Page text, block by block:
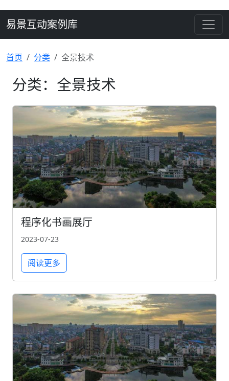
易景互动案例库
首页 分类 全景技术
分类：全景技术
程序化书画展厅
2023-07-23
阅读更多